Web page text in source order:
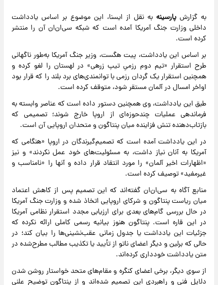
به گزارشپارسینه به نقل از ایسنا، این موضوع بر اساس یادداشت
داخلی وزارت جنگ آمریکا آمده است که شبکه سی‌ان‌ان آن را منتشر
کرده است.
بر اساس این یادداشت، پیت هگست، وزیر جنگ آمریکا به‌طور ناگهانی
طرح استقرار «تیم دوم رزمیِ تیپ زرهی» در لهستان را لغو کرده و
همچنین استقرار یک گردان رزمی با توانمندی‌های برد بلند را که قرار بود
اواخر امسال در آلمان مستقر شود، متوقف کرده است.
طبق این یادداشت، وی همچنین دستور داده است که عناصر وابسته به
فرماندهی عملیات چندحوزه‌ای از اروپا خارج شوند؛ تصمیمی که
بازتاب‌دهنده تنش فزاینده میان پنتاگون و متحدان اروپایی آن است.
در این یادداشت آمده است که تصمیم‌گیرندگان در اروپا «هنگامی که
آمریکا به آنان نیاز داشت، به مسئولیت‌های خود عمل نکردند» و نیز
«اظهارات اخیر آلمان» را مورد انتقاد قرار داده و آنها را «نامناسب و
غیرمفید» توصیف کرده است.
منابع آگاه به سی‌ان‌ان گفته‌اند که این تصمیم پس از کاهش اعتماد
میان ریاست پنتاگون و شرکای اروپایی اتخاذ شده و وزارت جنگ آمریکا
در حال بررسی گام‌های بعدی برای ارزیابی مجدد استقرار نظامی آمریکا
در این قاره است. پنتاگون هنوز بیانیه رسمی کاملی ارائه نکرده که
جزئیات این یادداشت یا جدول زمانی عقب‌نشینی‌ها را بیان کند؛ در
حالی که برلین و دیگر اعضای ناتو از تأیید یا تکذیب مطالب مطرح‌شده در
متن یادداشت خودداری کرده‌اند.
از سوی دیگر، برخی اعضای کنگره و مقام‌های متحد خواستار روشن شدن
دلایل فنی و راهبردی این تصمیم شده‌اند و از پنتاگون توضیح علنی